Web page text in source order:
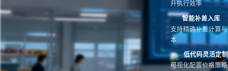
升执行效率
智能补差入库
支持精确补差计算
本
低代码灵活定制
可视化配置价格策